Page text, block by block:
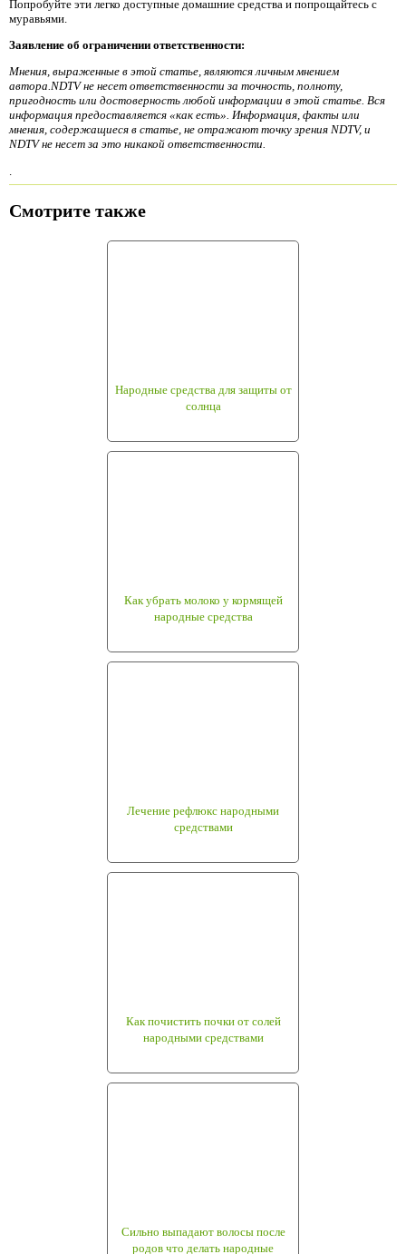
Попробуйте эти легко доступные домашние средства и попрощайтесь с
муравьями.
Заявление об ограничении ответственности:
Мнения, выраженные в этой статье, являются личным мнением
автора.NDTV не несет ответственности за точность, полноту,
пригодность или достоверность любой информации в этой статье. Вся
информация предоставляется «как есть». Информация, факты или
мнения, содержащиеся в статье, не отражают точку зрения NDTV, и
NDTV не несет за это никакой ответственности.
Смотрите также
Народные средства для защиты от
солнца
Как убрать молоко у кормящей
народные средства
Лечение рефлюкс народными
средствами
Как почистить почки от солей
народными средствами
Сильно выпадают волосы после
родов что делать народные